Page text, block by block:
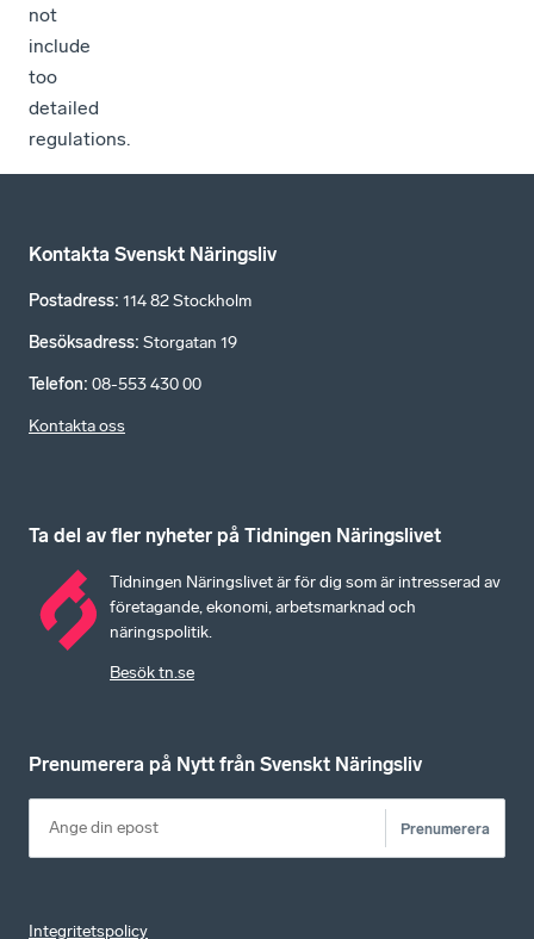
not
include
too
detailed
regulations.
Kontakta Svenskt Näringsliv
Postadress: 114 82 Stockholm
Besöksadress: Storgatan 19
Telefon: 08-553 430 00
Kontakta oss
Ta del av fler nyheter på Tidningen Näringslivet
Tidningen Näringslivet är för dig som är intresserad av
företagande, ekonomi, arbetsmarknad och
näringspolitik.
Besök tn.se
Prenumerera på Nytt från Svenskt Näringsliv
Prenumerera
Integritetspolicy